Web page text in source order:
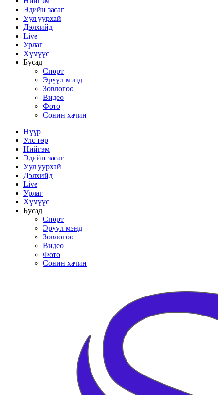
Эдийн засаг
Уул уурхай
Дэлхийд
Live
Урлаг
Хүмүүс
Бусад
Спорт
Эрүүл мэнд
Зөвлөгөө
Видео
Фото
Сонин хачин
Нүүр
Улс төр
Нийгэм
Эдийн засаг
Уул уурхай
Дэлхийд
Live
Урлаг
Хүмүүс
Бусад
Спорт
Эрүүл мэнд
Зөвлөгөө
Видео
Фото
Сонин хачин